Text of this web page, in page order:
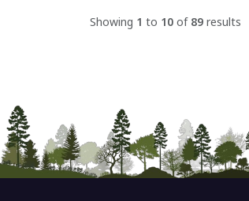
Showing 1 to 10 of 89 results